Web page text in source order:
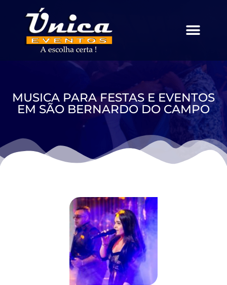
MUSICA PARA FESTAS E EVENTOS
EM SÃO BERNARDO DO CAMPO